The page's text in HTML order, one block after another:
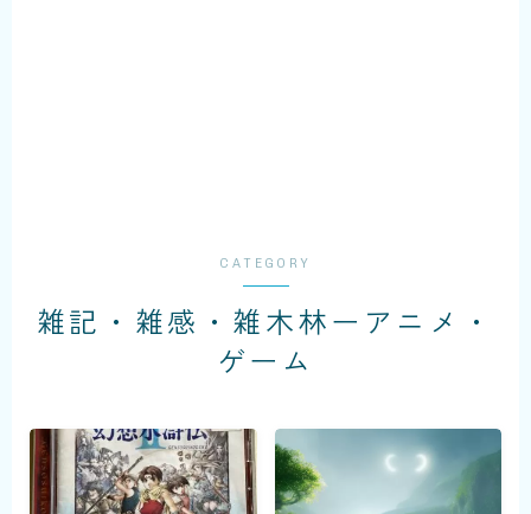
KOZO MURASHITA 銘柄米実食レビュー
CATEGORY
雑記・雑感・雑木林ーアニメ・
ゲーム